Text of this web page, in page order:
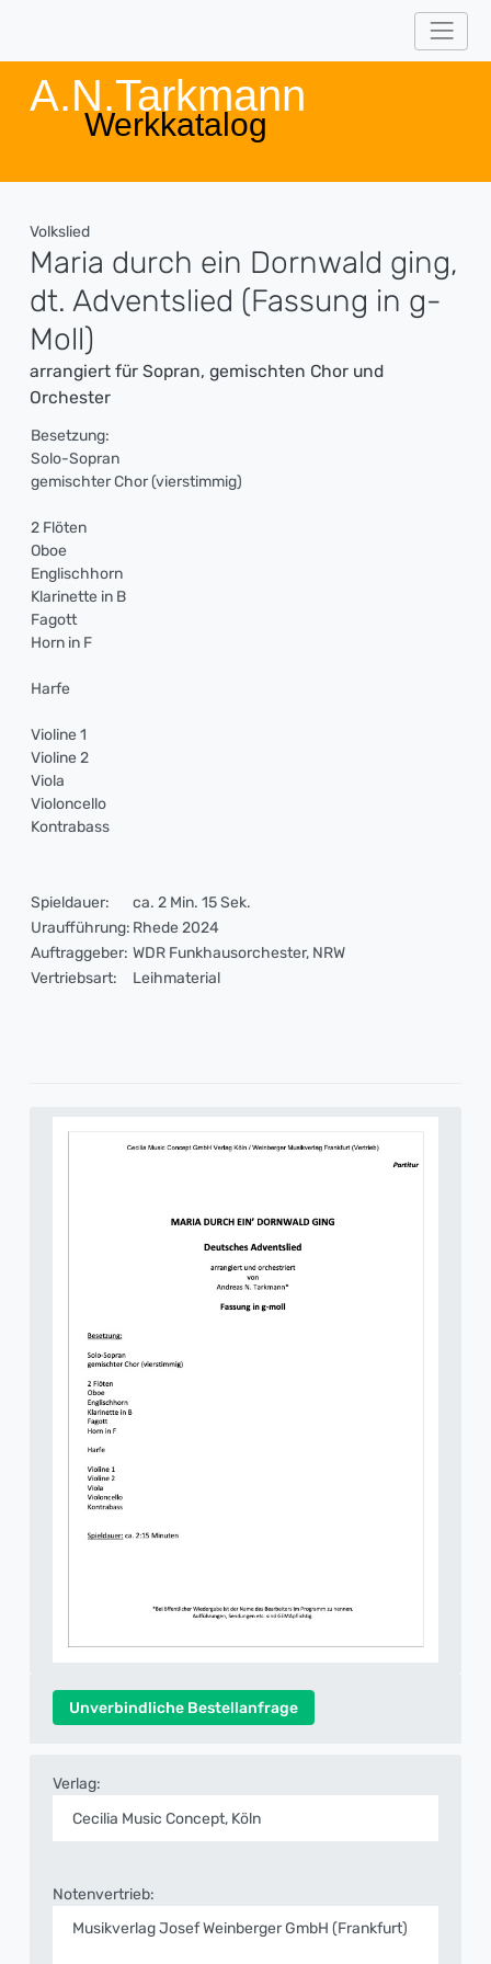
A.N.Tarkmann
Werkkatalog
Volkslied
Maria durch ein Dornwald ging,
dt. Adventslied (Fassung in g-
Moll)
arrangiert für Sopran, gemischten Chor und
Orchester
Besetzung:
Solo-Sopran
gemischter Chor (vierstimmig)
2 Flöten
Oboe
Englischhorn
Klarinette in B
Fagott
Horn in F
Harfe
Violine 1
Violine 2
Viola
Violoncello
Kontrabass
Spieldauer:
ca. 2 Min. 15 Sek.
Uraufführung: Rhede 2024
Auftraggeber: WDR Funkhausorchester, NRW
Vertriebsart:
Leihmaterial
Unverbindliche Bestellanfrage
Verlag:
Cecilia Music Concept, Köln
Notenvertrieb:
Musikverlag Josef Weinberger GmbH (Frankfurt)